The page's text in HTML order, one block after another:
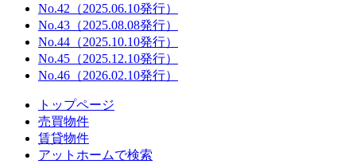
No.42（2025.06.10発行）
No.43（2025.08.08発行）
No.44（2025.10.10発行）
No.45（2025.12.10発行）
No.46（2026.02.10発行）
トップページ
売買物件
賃貸物件
アットホームで検索